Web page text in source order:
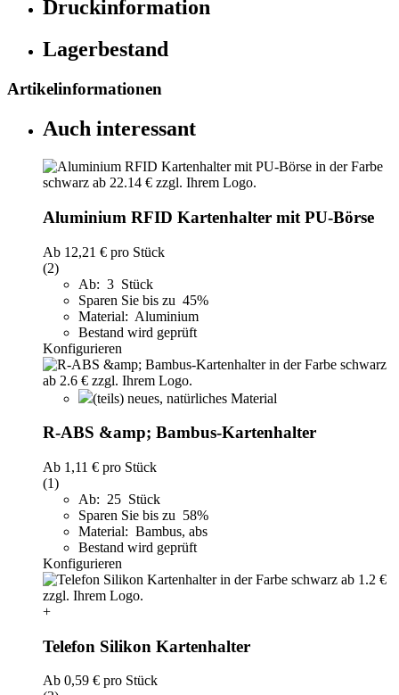
Druckinformation
Lagerbestand
Artikelinformationen
Auch interessant
Aluminium RFID Kartenhalter mit PU-Börse
Ab 12,21 € pro Stück
(2)
Ab: 3 Stück
Sparen Sie bis zu 45%
Material: Aluminium
Bestand wird geprüft
Konfigurieren
(teils) neues, natürliches Material
R-ABS &amp; Bambus-Kartenhalter
Ab 1,11 € pro Stück
(1)
Ab: 25 Stück
Sparen Sie bis zu 58%
Material: Bambus, abs
Bestand wird geprüft
Konfigurieren
+
Telefon Silikon Kartenhalter
Ab 0,59 € pro Stück